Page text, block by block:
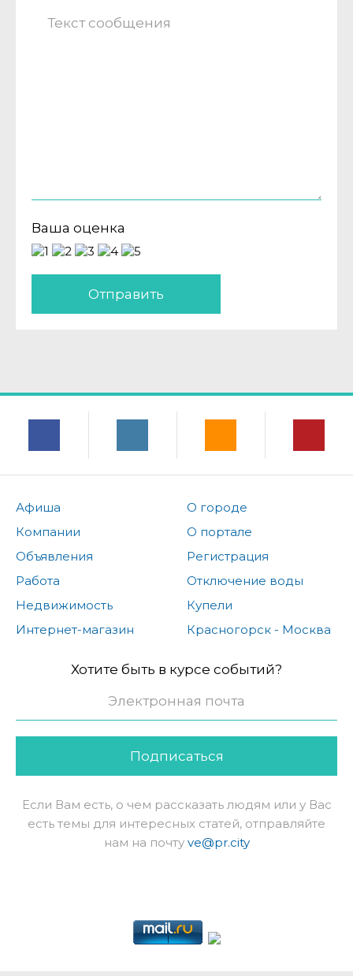
Ваша оценка
Отправить
Афиша
Компании
Объявления
Работа
Недвижимость
Интернет-магазин
О городе
О портале
Регистрация
Отключение воды
Купели
Красногорск - Москва
Хотите быть в курсе событий?
Подписаться
Если Вам есть, о чем рассказать людям или у Вас
есть темы для интересных статей, отправляйте
нам на почту ve@pr.city